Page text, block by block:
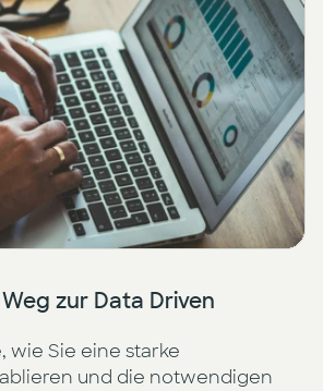
zur Data Driven
wie Sie eine starke
und die notwendigen